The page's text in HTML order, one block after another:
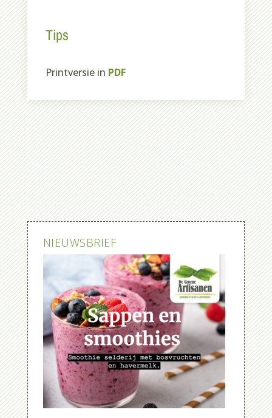
Tips
Printversie in PDF
NIEUWSBRIEF